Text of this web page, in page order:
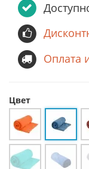
Оплата
Цвет